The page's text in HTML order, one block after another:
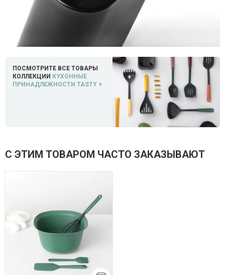
ПОСМОТРИТЕ ВСЕ ТОВАРЫ
КОЛЛЕКЦИИ КУХОННЫЕ
ПРИНАДЛЕЖНОСТИ TASTY +
С ЭТИМ ТОВАРОМ ЧАСТО ЗАКАЗЫВАЮТ